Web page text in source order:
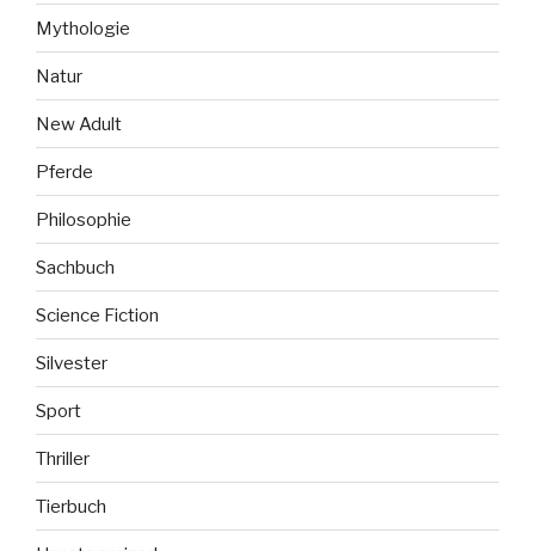
Mythologie
Natur
New Adult
Pferde
Philosophie
Sachbuch
Science Fiction
Silvester
Sport
Thriller
Tierbuch